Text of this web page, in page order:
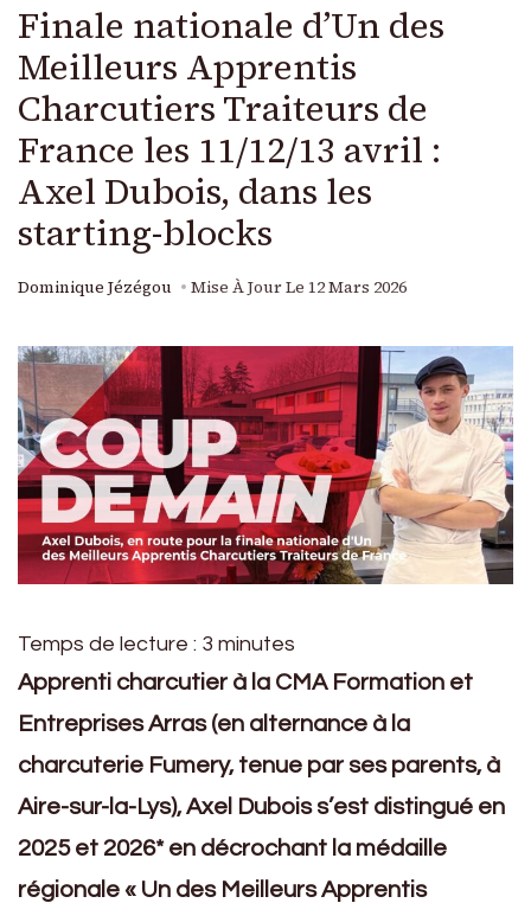
Finale nationale d’Un des
Meilleurs Apprentis
Charcutiers Traiteurs de
France les 11/12/13 avril :
Axel Dubois, dans les
starting-blocks
Dominique Jézégou Mise À Jour Le 12 Mars 2026
Temps de lecture : 3 minutes
Apprenti charcutier à la CMA Formation et
Entreprises Arras (en alternance à la
charcuterie Fumery, tenue par ses parents, à
Aire-sur-la-Lys), Axel Dubois s’est distingué en
2025 et 2026* en décrochant la médaille
régionale « Un des Meilleurs Apprentis